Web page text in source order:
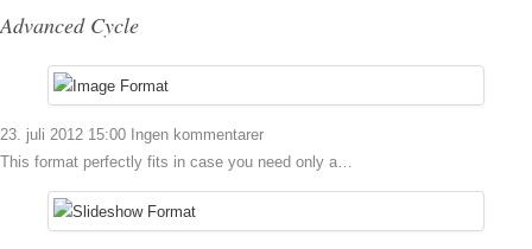
Advanced Cycle
23. juli 2012 15:00 Ingen kommentarer
This format perfectly fits in case you need only a…